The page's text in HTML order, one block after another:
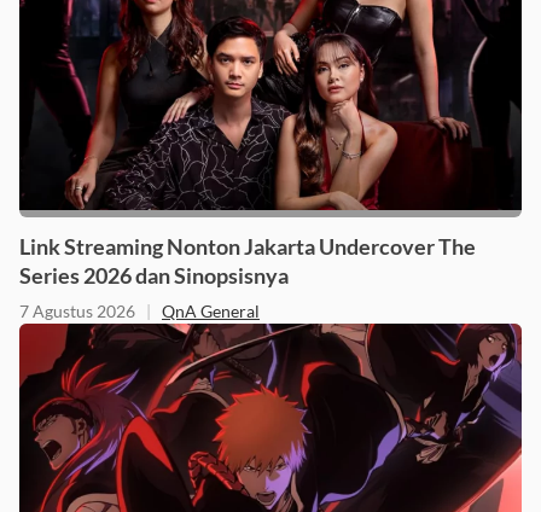
Link Streaming Nonton Jakarta Undercover The
Series 2026 dan Sinopsisnya
7 Agustus 2026 | QnA General